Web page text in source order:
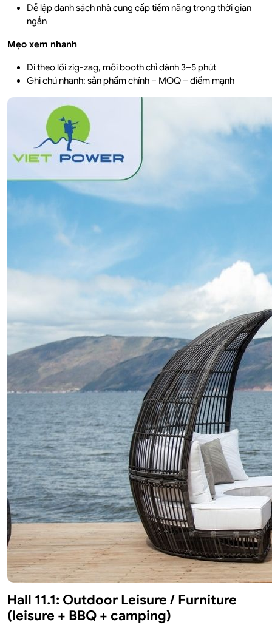
Dễ lập danh sách nhà cung cấp tiềm năng trong thời gian
ngắn
Mẹo xem nhanh
Đi theo lối zig-zag, mỗi booth chỉ dành 3–5 phút
Ghi chú nhanh: sản phẩm chính – MOQ – điểm mạnh
Hall 11.1: Outdoor Leisure / Furniture
(leisure + BBQ + camping)